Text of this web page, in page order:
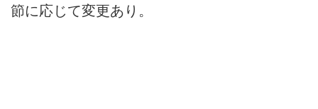
節に応じて変更あり。